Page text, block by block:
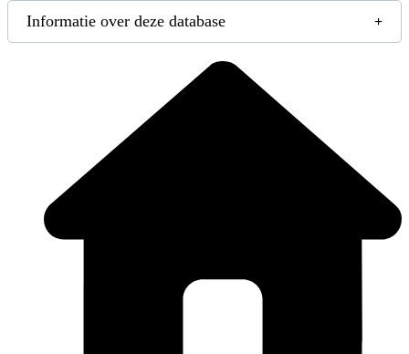
Informatie over deze database